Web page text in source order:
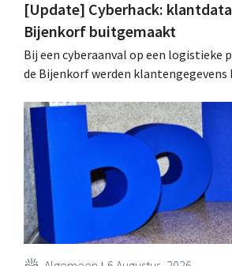
[Update] Cyberhack:
Bijenkorf buitgemaakt
Bij een cyberaanval op een logistieke
de Bijenkorf werden
De retailers roepen klanten op alert
phishing.